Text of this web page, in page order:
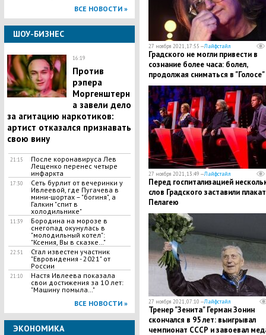
ВСЕ НОВОСТИ »
ШОУ-БИЗНЕС
16:19
Против
рэпера
Моргенштерн
а завели дело
за агитацию наркотиков:
артист отказался признавать
свою вину
21:15
После коронавируса Лев
Лещенко перенес четыре
инфаркта
17:30
Сеть бурлит от вечеринки у
Ивлеевой, где Пугачева в
мини-шортах – "богиня", а
Галкин "спит в
холодильнике"
11:39
Бородина на морозе в
снегопад окунулась в
"молодильный котел":
"Ксения, Вы в сказке…"
22:51
Стал известен участник
"Евровидения - 2021" от
России
21:10
Настя Ивлеева показала
свои достижения за 10 лет:
"Машину помыла…"
ВСЕ НОВОСТИ »
ЭКОНОМИКА
27 ноября 2021, 17:55 —Лайфстайл
Градского не могли привести в
сознание более часа: болел,
продолжая сниматься в "Голосе"
27 ноября 2021, 13:49 —Лайфстайл
Перед госпитализацией
слов Градского заставили
Пелагею
27 ноября 2021, 07:10 —Лайфстайл
Тренер "Зенита" Герман Зонин
скончался в 95 лет: выигрывал
чемпионат СССР и завоевал